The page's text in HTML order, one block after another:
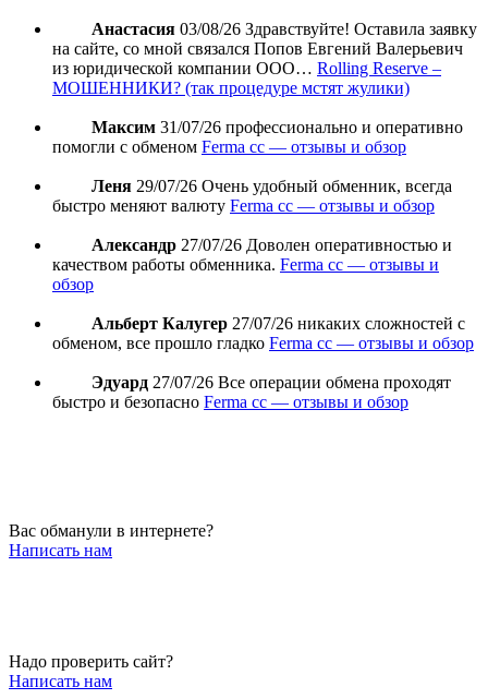
Анастасия 03/08/26 Здравствуйте! Оставила заявку
на сайте, со мной связался Попов Евгений Валерьевич
из юридической компании ООО… Rolling Reserve –
МОШЕННИКИ? (так процедуре мстят жулики)
Максим 31/07/26 профессионально и оперативно
помогли с обменом Ferma cc — отзывы и обзор
Леня 29/07/26 Очень удобный обменник, всегда
быстро меняют валюту Ferma cc — отзывы и обзор
Александр 27/07/26 Доволен оперативностью и
качеством работы обменника. Ferma cc — отзывы и
обзор
Альберт Калугер 27/07/26 никаких сложностей с
обменом, все прошло гладко Ferma cc — отзывы и обзор
Эдуард 27/07/26 Все операции обмена проходят
быстро и безопасно Ferma cc — отзывы и обзор
Вас обманули в интернете?
Написать нам
Надо проверить сайт?
Написать нам